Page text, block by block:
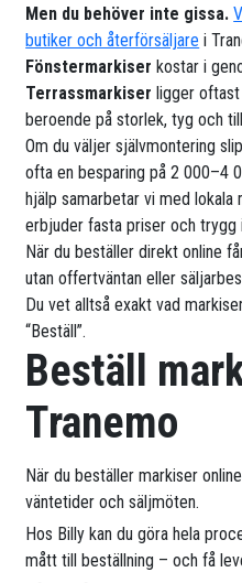
Men du behöver inte gissa.
butiker och återförsäljare i
Fönstermarkiser kostar i
Terrassmarkiser ligger
beroende på storlek, tyg och
Om du väljer självmontering
ofta en besparing på 2 000–4
hjälp samarbetar vi med
erbjuder fasta priser och trygg
När du beställer direkt online
utan offertväntan eller
Du vet alltså exakt vad
“Beställ”.
Beställ
Tranemo
När du beställer markiser
väntetider och säljmöten.
Hos Billy kan du göra hela
mått till beställning – och få